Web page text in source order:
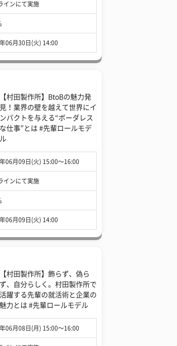
インにて実施
06月30日(火) 14:00
【村田製作所】BtoBの魅力発
見！業界の壁を越えて世界にイ
ンパクトを与える“ボーダレス
な仕事”とは #先輩ロールモデ
ル
06月09日(火) 15:00〜16:00
インにて実施
06月09日(火) 14:00
【村田製作所】飾らず、偽ら
ず、自分らしく。村田製作所で
活躍する先輩の就活術と企業の
魅力とは #先輩ロールモデル
06月08日(月) 15:00〜16:00